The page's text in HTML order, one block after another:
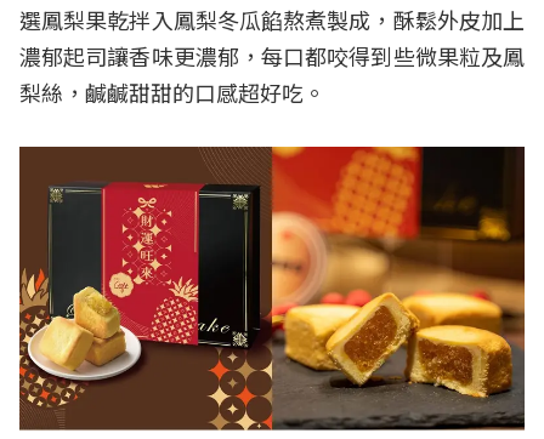
選鳳梨果乾拌入鳳梨冬瓜餡熬煮製成，酥鬆外皮加上
濃郁起司讓香味更濃郁，每口都咬得到些微果粒及鳳
梨絲，鹹鹹甜甜的口感超好吃。